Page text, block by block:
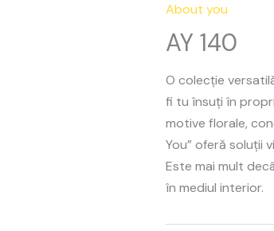
About you
AY 140
O colecție
fi tu însuți în
motive florale,
You” oferă soluții
Este mai mult
în mediul interior.
AY
140
quantity